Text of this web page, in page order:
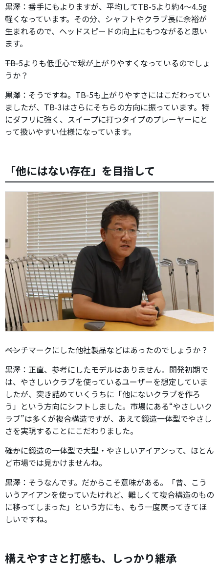
黒澤：番手にもよりますが、平均してTB-5より約4～4.5g
軽くなっています。その分、シャフトやクラブ長に余裕が
生まれるので、ヘッドスピードの向上にもつながると思い
ます。
――TB-5よりも低重心で球が上がりやすくなっているのでしょ
うか？
黒澤：そうですね。TB-5も上がりやすさにはこだわってい
ましたが、TB-3はさらにそちらの方向に振っています。特
にダフリに強く、スイープに打つタイプのプレーヤーにと
って扱いやすい仕様になっています。
「他にはない存在」を目指して
――ベンチマークにした他社製品などはあったのでしょうか？
黒澤：正直、参考にしたモデルはありません。開発初期で
は、やさしいクラブを使っているユーザーを想定していま
したが、突き詰めていくうちに「他にないクラブを作ろ
う」という方向にシフトしました。市場にある“やさしいク
ラブ”は多くが複合構造ですが、あえて鍛造一体型でやさし
さを実現することにこだわりました。
――確かに鍛造の一体型で大型・やさしいアイアンって、ほとん
ど市場では見かけませんね。
黒澤：そうなんです。だからこそ意味がある。「昔、こう
いうアイアンを使っていたけれど、難しくて複合構造のもの
に移ってしまった」という方にも、もう一度戻ってきてほ
しいですね。
構えやすさと打感も、しっかり継承